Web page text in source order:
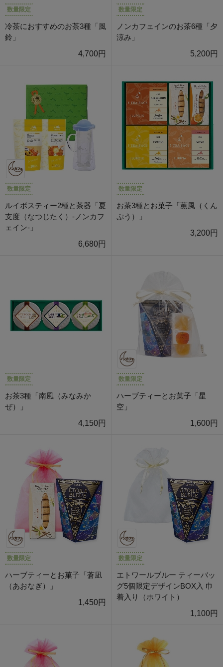
数量限定
冷茶におすすめのお茶3種「風
鈴」
4,700円
数量限定
ノンカフェインのお茶6種「夕
涼み」
5,200円
数量限定
ルイボスティー2種と茶器「夏
支度（なつじたく）-ノンカフ
ェイン-」
6,680円
数量限定
お茶3種とお菓子「薫風（くん
ぷう）」
3,200円
数量限定
お茶3種「南風（みなみか
ぜ）」
4,150円
数量限定
ハーブティーとお菓子「星
空」
1,600円
数量限定
ハーブティーとお菓子「蒼凪
（あおなぎ）」
1,450円
数量限定
エトワールブルー ティーバッ
グ5個限定デザインBOX入 巾
着入り（ホワイト）
1,100円